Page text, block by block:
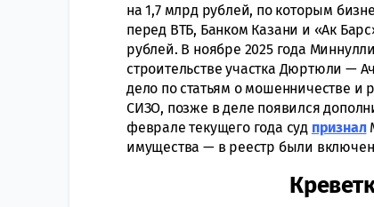
на 1,7 млрд рублей, по которым
перед ВТБ, Банком Казани и «Ак
рублей. В ноябре 2025 года
строительстве участка Дюртюли —
дело по статьям о мошенничестве и
СИЗО, позже в деле появился
феврале текущего года суд признал
имущества — в реестр были